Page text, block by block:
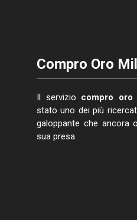
Compro Oro
Il servizio compro oro
stato uno dei più
galoppante che ancora
sua presa.